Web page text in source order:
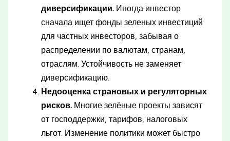
диверсификации. Иногда инвестор
сначала ищет фонды зеленых инвестиций
для частных инвесторов, забывая о
распределении по валютам, странам,
отраслям. Устойчивость не заменяет
диверсификацию.
Недооценка страновых и регуляторных
рисков. Многие зелёные проекты зависят
от господдержки, тарифов, налоговых
льгот. Изменение политики может быстро